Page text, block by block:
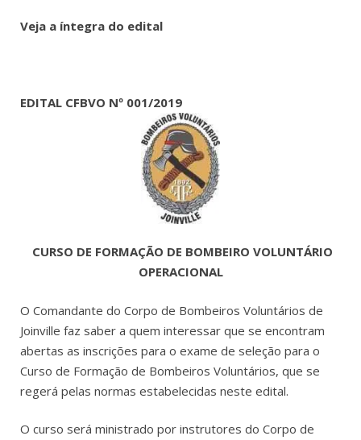
Veja a íntegra do edital
EDITAL CFBVO Nº 001/2019
CURSO DE FORMAÇÃO DE BOMBEIRO VOLUNTÁRIO
OPERACIONAL
O Comandante do Corpo de Bombeiros Voluntários de
Joinville faz saber a quem interessar que se encontram
abertas as inscrições para o exame de seleção para o
Curso de Formação de Bombeiros Voluntários, que se
regerá pelas normas estabelecidas neste edital.
O curso será ministrado por instrutores do Corpo de